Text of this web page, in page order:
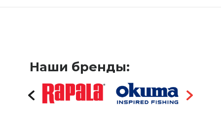
Наши бренды: